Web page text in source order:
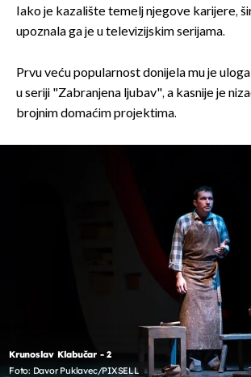
Iako je kazalište temelj njegove karijere,
upoznala ga je u televizijskim serijama.
Prvu veću popularnost donijela mu je
u seriji "Zabranjena ljubav", a kasnije je
brojnim domaćim projektima.
Krunoslav Klabučar - 2
Foto: Davor Puklavec/PIXSELL